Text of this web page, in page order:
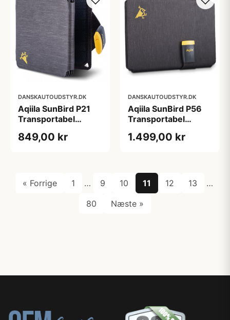
DANSKAUTOUDSTYR.DK
Aqiila SunBird P21
Transportabel
20W
849,00 kr
DANSKAUTOUDSTYR.DK
Aqiila SunBird P56
Transportabel
45W
1.499,00 kr
« Forrige 1 … 9 10 11 12 13
…
80
Næste »